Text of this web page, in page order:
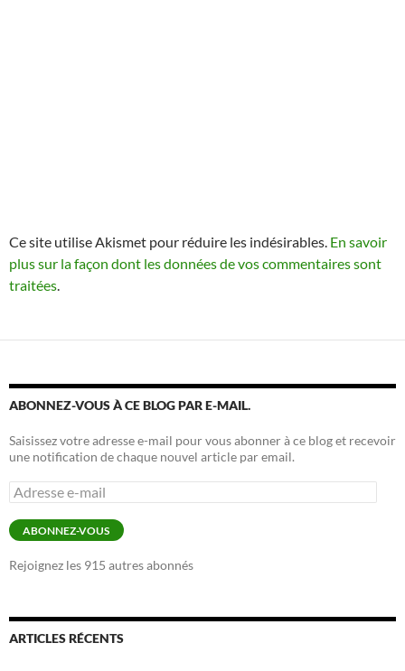
Ce site utilise Akismet pour réduire les indésirables. En savoir
plus sur la façon dont les données de vos commentaires sont
traitées.
ABONNEZ-VOUS À CE BLOG PAR E-MAIL.
Saisissez votre adresse e-mail pour vous abonner à ce blog et recevoir
une notification de chaque nouvel article par email.
Adresse
e-
mail
ABONNEZ-VOUS
Rejoignez les 915 autres abonnés
ARTICLES RÉCENTS